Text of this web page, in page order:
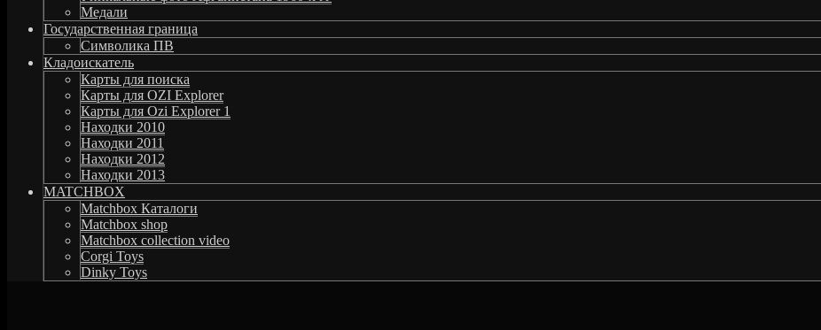
Медали
Государственная граница
Символика ПВ
Кладоискатель
Карты для поиска
Карты для OZI Explorer
Карты для Ozi Explorer 1
Находки 2010
Находки 2011
Находки 2012
Находки 2013
MATCHBOX
Matchbox Каталоги
Matchbox shop
Matchbox collection video
Corgi Toys
Dinky Toys